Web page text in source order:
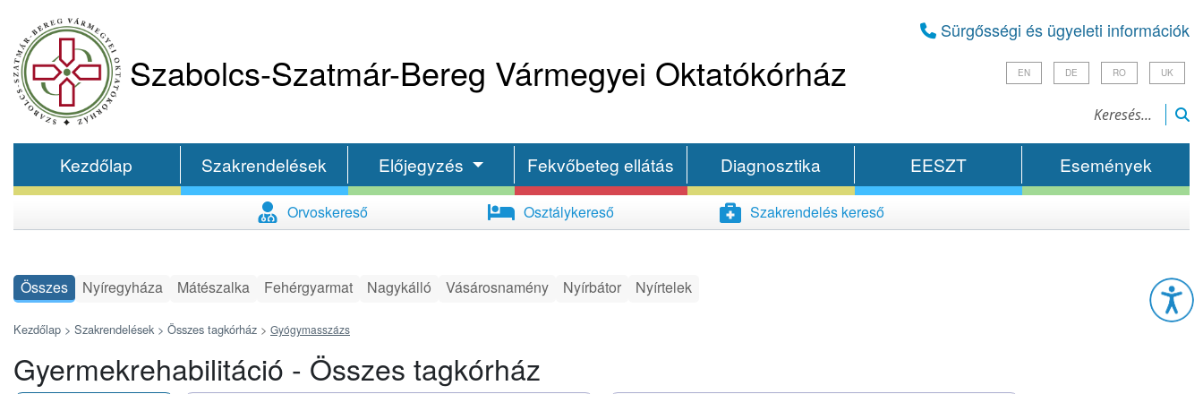
Szabolcs-Szatmár-Bereg Vármegyei Oktatókórház
Sürgősségi és ügyeleti információk
EN DE RO UK
Kezdőlap Szakrendelések Előjegyzés Fekvőbeteg ellátás Diagnosztika EESZT Események
Orvoskereső Osztálykereső Szakrendelés kereső
Összes Nyíregyháza Mátészalka Fehérgyarmat Nagykálló Vásárosnamény Nyírbátor Nyírtelek
Kezdőlap > Szakrendelések > Összes tagkórház > Gyógymasszázs
Gyermekrehabilitáció - Összes tagkórház